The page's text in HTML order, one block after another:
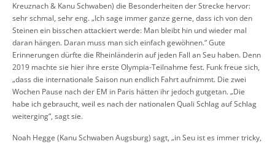
Kreuznach & Kanu Schwaben) die Besonderheiten der Strecke hervor:
sehr schmal, sehr eng. „Ich sage immer ganze gerne, dass ich von den
Steinen ein bisschen attackiert werde: Man bleibt hin und wieder mal
daran hängen. Daran muss man sich einfach gewöhnen.“ Gute
Erinnerungen dürfte die Rheinländerin auf jeden Fall an Seu haben. Denn
2019 machte sie hier ihre erste Olympia-Teilnahme fest. Funk freue sich,
„dass die internationale Saison nun endlich Fahrt aufnimmt. Die zwei
Wochen Pause nach der EM in Paris hätten ihr jedoch gutgetan. „Die
habe ich gebraucht, weil es nach der nationalen Quali Schlag auf Schlag
weiterging“, sagt sie.
Noah Hegge (Kanu Schwaben Augsburg) sagt, „in Seu ist es immer tricky,